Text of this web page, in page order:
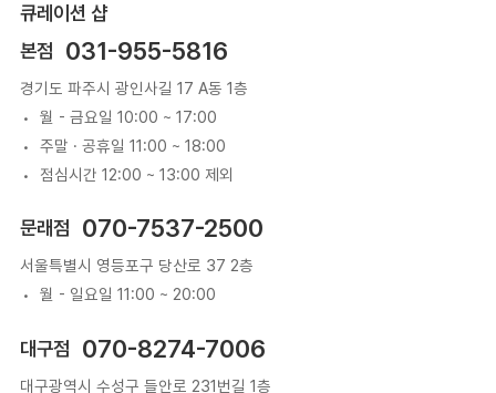
큐레이션 샵
본점
031-955-5816
경기도 파주시 광인사길 17 A동 1층
월 - 금요일 10:00 ~ 17:00
주말 · 공휴일 11:00 ~ 18:00
점심시간 12:00 ~ 13:00 제외
문래점 070-7537-2500
서울특별시 영등포구 당산로 37 2층
월 - 일요일 11:00 ~ 20:00
대구점 070-8274-7006
대구광역시 수성구 들안로 231번길 1층